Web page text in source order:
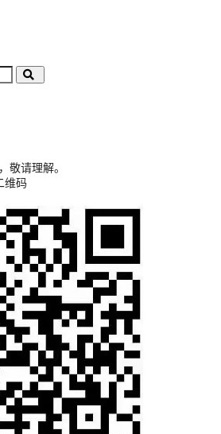
敬请理解。
维码